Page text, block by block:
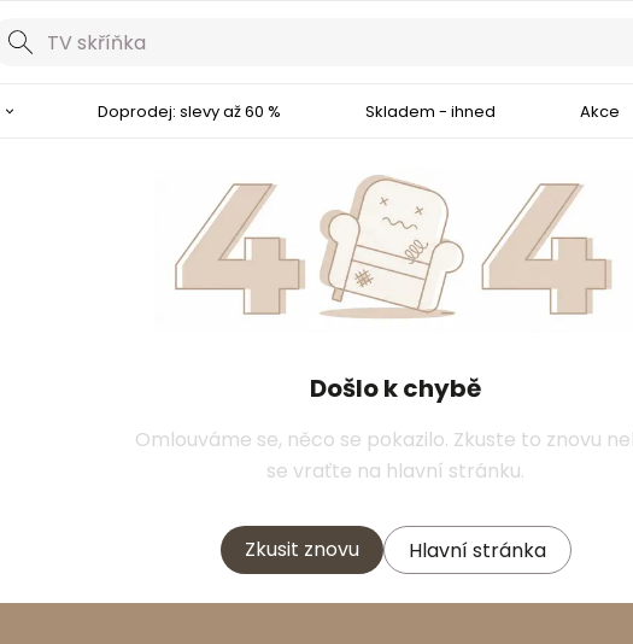
Doprodej: slevy až 60 % Skladem - ihned Akce
Došlo k chybě
Omlouváme se, něco se pokazilo. Zkuste to znovu
se vraťte na hlavní stránku.
Zkusit znovu Hlavní stránka